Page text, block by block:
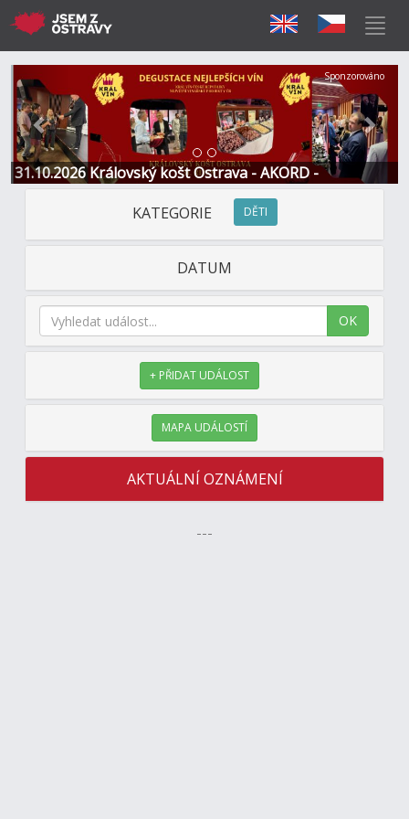
31.10.2026 Královský košt Ostrava - AKORD -
Restaurace a Hotel
Předchozí Další
Sponzorováno
KATEGORIE DĚTI
DATUM
OK
+ PŘIDAT UDÁLOST
MAPA UDÁLOSTÍ
AKTUÁLNÍ OZNÁMENÍ
---